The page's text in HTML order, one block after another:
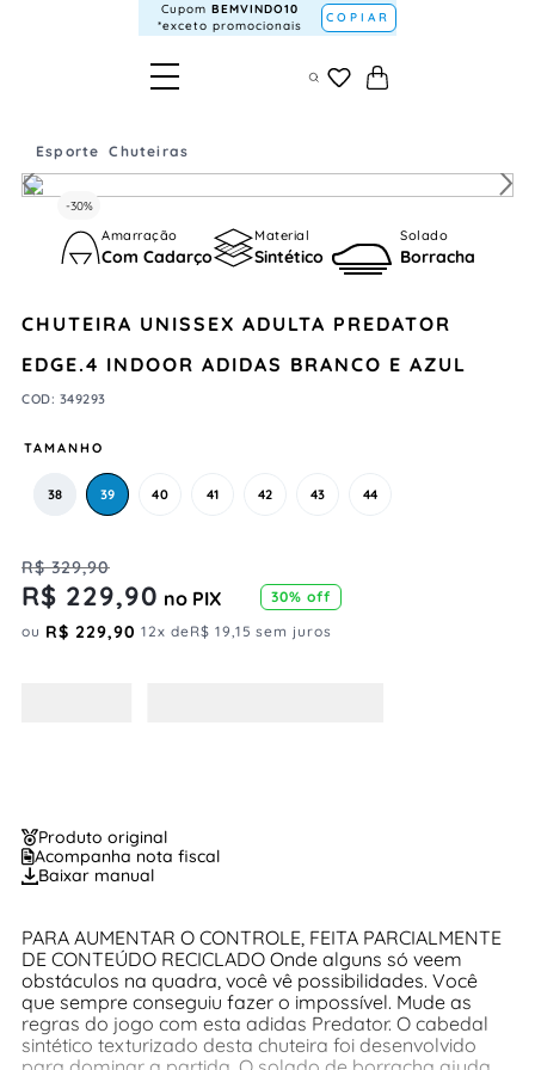
Cupom BEMVINDO10
*exceto promocionais
COPIAR
Esporte Chuteiras
-30%
Amarração
Com Cadarço
Material
Sintético
Solado
Borracha
CHUTEIRA UNISSEX ADULTA PREDATOR
EDGE.4 INDOOR ADIDAS BRANCO E AZUL
COD: 349293
TAMANHO
38 39 40 41 42 43 44
R$ 329,90
R$ 229,90 no PIX 30% off
ou R$ 229,90 12x deR$ 19,15 sem juros
Produto original
Acompanha nota fiscal
Baixar manual
PARA AUMENTAR O CONTROLE, FEITA PARCIALMENTE
DE CONTEÚDO RECICLADO Onde alguns só veem
obstáculos na quadra, você vê possibilidades. Você
que sempre conseguiu fazer o impossível. Mude as
regras do jogo com esta adidas Predator. O cabedal
sintético texturizado desta chuteira foi desenvolvido